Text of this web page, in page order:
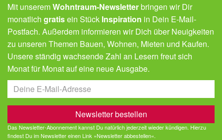
Mit unseremWohntraum-Newsletterbringen wir Dir
monatlich gratisein Stück Inspiration in Dein E-Mail-
Postfach. Außerdem informieren wir Dich über Neuigkeiten
zu unseren Themen Bauen, Wohnen, Mieten und Kaufen.
Unsere ständig wachsende Zahl an Lesern freut sich
Monat für Monat auf eine neue Ausgabe.
Das Newsletter-Abonnement kannst Du natürlich jederzeit wieder kündigen. Hierzu
findest Du im Newsletter einen Link »Newsletter abbestellen«.